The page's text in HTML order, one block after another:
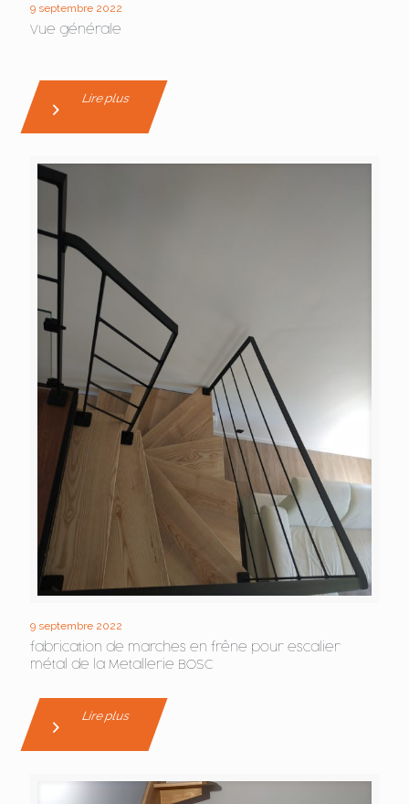
9 septembre 2022
Vue générale
Lire plus
9 septembre 2022
fabrication de marches en frêne pour escalier
métal de la Metallerie BOSC
Lire plus